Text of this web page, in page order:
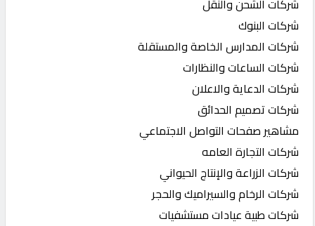
شركات البنوك
شركات المدارس الخاصة والمستقلة
شركات الساعات والنظارات
شركات الدعاية والاعلان
شركات تصميم الحدائق
مشاهير صفحات التواصل الاجتماعي
شركات التجارة العامه
شركات الزراعة والإنتاج الحيواني
شركات الرخام والسيراميك والحجر
شركات طبية عيادات مستشفيات